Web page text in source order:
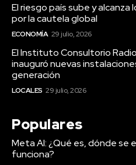
El riesgo país sube y
por la cautela global
ECONOMÍA 29 julio, 2026
El Instituto Consultorio
inauguró nuevas
generación
LOCALES 29 julio, 2026
Populares
Meta AI: ¿Qué es, dónde se
funciona?